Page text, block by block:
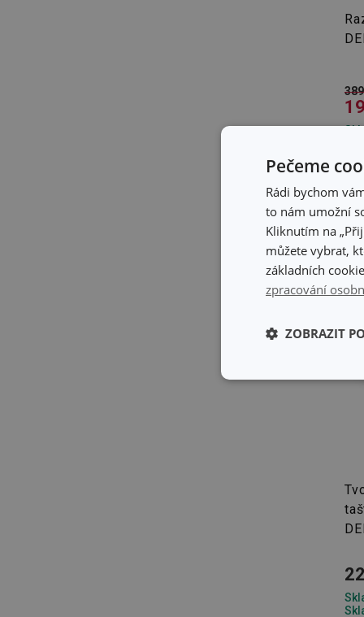
Pečeme
Rádi bychom
to nám umožní
Kliknutím na
můžete vybrat,
základních
zpracování
ZOBRAZIT
Základní
Základní
Nezbytně nutné
stránky nelze bez